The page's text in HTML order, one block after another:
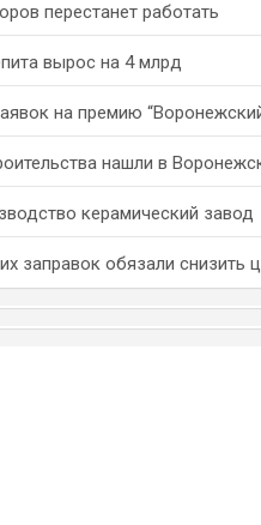
перестанет работать
вырос на 4 млрд
на премию
нашли в
керамический завод
заправок обязали снизить